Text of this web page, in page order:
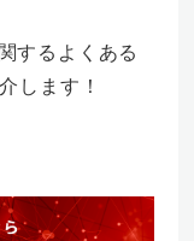
するよくある
します！